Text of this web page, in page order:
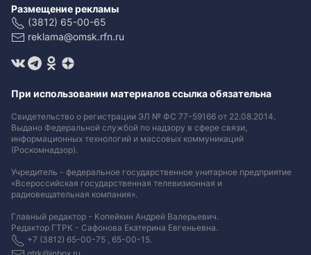
Размещение рекламы
(3812) 65-00-65
reklama@omsk.rfn.ru
При использовании материалов ссылка обязательна
Свидетельство о регистрации ЭЛ № ФС 77-59166 от 22.08.2014.
Выдано Федеральной службой по надзору в сфере связи,
информационных технологий и массовых коммуникаций
(Роскомнадзор).
Учредитель - федеральное государственное унитарное предприятие
«Всероссийская государственная телевизионная и
радиовещательная компания».
Главный редактор - Копейкин Андрей Валерьевич.
Редактор ГТРК - Сафонова Екатерина Евгеньевна.
+7 (3812) 65-00-75 , 65-00-15.